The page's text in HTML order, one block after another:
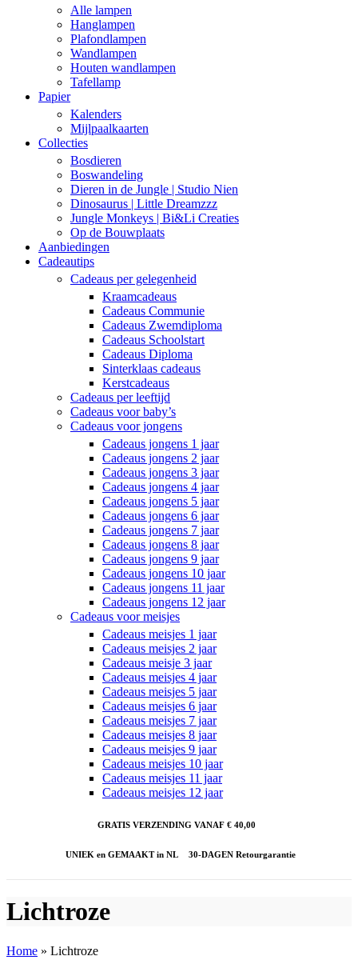
Alle lampen
Hanglampen
Plafondlampen
Wandlampen
Houten wandlampen
Tafellamp
Papier
Kalenders
Mijlpaalkaarten
Collecties
Bosdieren
Boswandeling
Dieren in de Jungle | Studio Nien
Dinosaurus | Little Dreamzzz
Jungle Monkeys | Bi&Li Creaties
Op de Bouwplaats
Aanbiedingen
Cadeautips
Cadeaus per gelegenheid
Kraamcadeaus
Cadeaus Communie
Cadeaus Zwemdiploma
Cadeaus Schoolstart
Cadeaus Diploma
Sinterklaas cadeaus
Kerstcadeaus
Cadeaus per leeftijd
Cadeaus voor baby’s
Cadeaus voor jongens
Cadeaus jongens 1 jaar
Cadeaus jongens 2 jaar
Cadeaus jongens 3 jaar
Cadeaus jongens 4 jaar
Cadeaus jongens 5 jaar
Cadeaus jongens 6 jaar
Cadeaus jongens 7 jaar
Cadeaus jongens 8 jaar
Cadeaus jongens 9 jaar
Cadeaus jongens 10 jaar
Cadeaus jongens 11 jaar
Cadeaus jongens 12 jaar
Cadeaus voor meisjes
Cadeaus meisjes 1 jaar
Cadeaus meisjes 2 jaar
Cadeaus meisje 3 jaar
Cadeaus meisjes 4 jaar
Cadeaus meisjes 5 jaar
Cadeaus meisjes 6 jaar
Cadeaus meisjes 7 jaar
Cadeaus meisjes 8 jaar
Cadeaus meisjes 9 jaar
Cadeaus meisjes 10 jaar
Cadeaus meisjes 11 jaar
Cadeaus meisjes 12 jaar
GRATIS VERZENDING VANAF € 40,00
UNIEK en GEMAAKT in NL 30-DAGEN Retourgarantie
Lichtroze
Home » Lichtroze